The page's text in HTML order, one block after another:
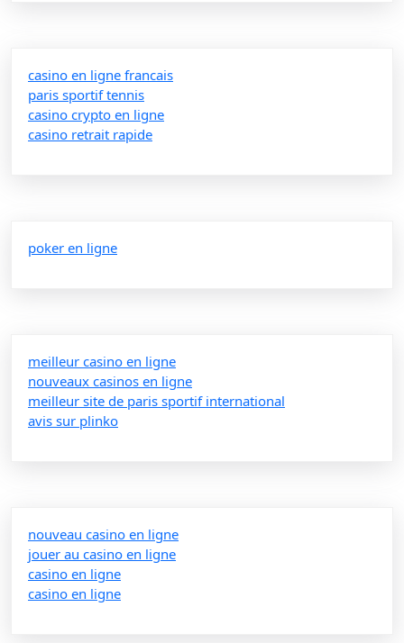
casino en ligne francais
paris sportif tennis
casino crypto en ligne
casino retrait rapide
poker en ligne
meilleur casino en ligne
nouveaux casinos en ligne
meilleur site de paris sportif international
avis sur plinko
nouveau casino en ligne
jouer au casino en ligne
casino en ligne
casino en ligne